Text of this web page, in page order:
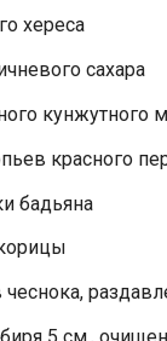
хереса
сахара
кунжутного
красного
бадьяна
чеснока,